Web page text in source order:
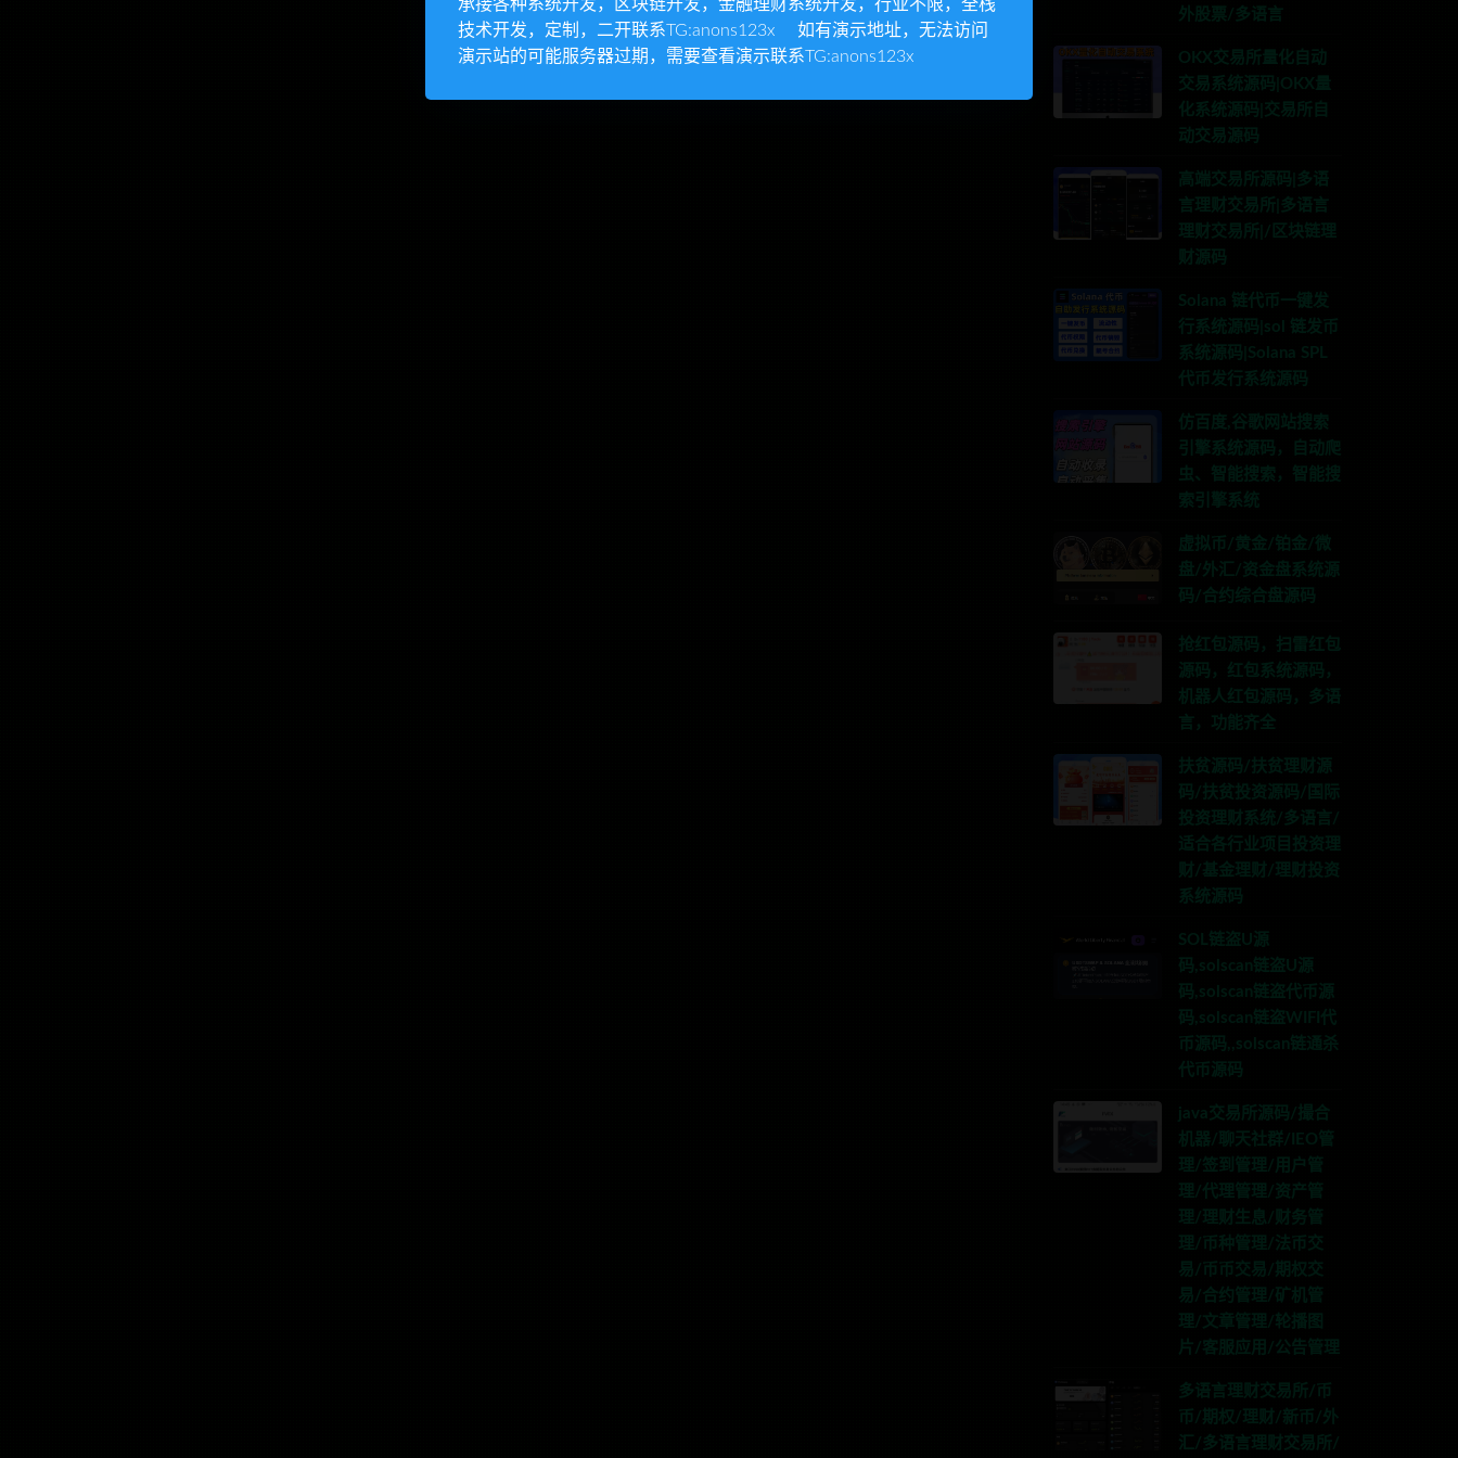
外股票/多语言
OKX交易所量化自动
交易系统源码|OKX量
化系统源码|交易所自
动交易源码
高端交易所源码|多语
言理财交易所|多语言
理财交易所|/区块链理
财源码
Solana 链代币一键发
行系统源码|sol 链发币
系统源码|Solana SPL
代币发行系统源码
仿百度,谷歌网站搜索
引擎系统源码，自动爬
虫、智能搜索，智能搜
索引擎系统
虚拟币/黄金/铂金/微
盘/外汇/资金盘系统源
码/合约综合盘源码
抢红包源码，扫雷红包
源码，红包系统源码，
机器人红包源码，多语
言，功能齐全
扶贫源码/扶贫理财源
码/扶贫投资源码/国际
投资理财系统/多语言/
适合各行业项目投资理
财/基金理财/理财投资
系统源码
SOL链盗U源
码,solscan链盗U源
码,solscan链盗代币源
码,solscan链盗WIFI代
币源码,,solscan链通杀
代币源码
java交易所源码/撮合
机器/聊天社群/IEO管
理/签到管理/用户管
理/代理管理/资产管
理/理财生息/财务管
理/币种管理/法币交
易/币币交易/期权交
易/合约管理/矿机管
理/文章管理/轮播图
片/客服应用/公告管理
多语言理财交易所/币
币/期权/理财/新币/外
汇/多语言理财交易所/
承接各种系统开发，区块链开发，金融理财系统开发，行业不限，全栈
技术开发，定制，二开联系TG:anons123x 如有演示地址，无法访问
演示站的可能服务器过期，需要查看演示联系TG:anons123x